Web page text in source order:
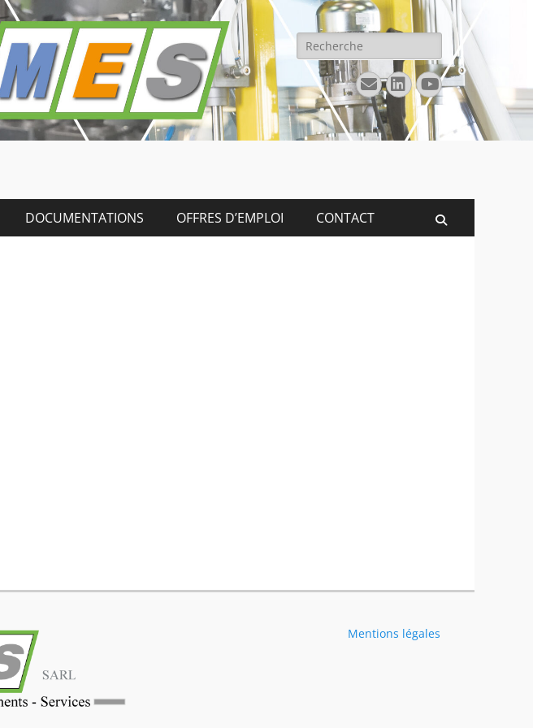
Rechercher :
E-
mail
Linkedin
YouTube
DOCUMENTATIONS OFFRES D’EMPLOI CONTACT
Mentions légales